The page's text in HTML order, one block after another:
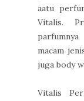
aatu
Vitalis.
macam
juga body
Vitalis